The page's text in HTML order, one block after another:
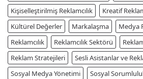
Kişiselleştirilmiş Reklamcılık
Kreatif
Kültürel Değerler
Markalaşma Medya
Reklamcılık
Reklamcılık Sektörü
Reklam Stratejileri
Sesli Asistanlar ve
Sosyal Medya Yönetimi
Sosyal